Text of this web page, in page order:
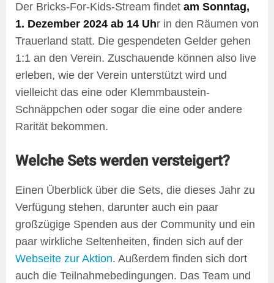
Der Bricks-For-Kids-Stream findet am Sonntag,
1. Dezember 2024 ab 14 Uhr in den Räumen von
Trauerland statt. Die gespendeten Gelder gehen
1:1 an den Verein. Zuschauende können also live
erleben, wie der Verein unterstützt wird und
vielleicht das eine oder Klemmbaustein-
Schnäppchen oder sogar die eine oder andere
Rarität bekommen.
Welche Sets werden versteigert?
Einen Überblick über die Sets, die dieses Jahr zu
Verfügung stehen, darunter auch ein paar
großzügige Spenden aus der Community und ein
paar wirkliche Seltenheiten, finden sich auf der
Webseite zur Aktion. Außerdem finden sich dort
auch die Teilnahmebedingungen. Das Team und